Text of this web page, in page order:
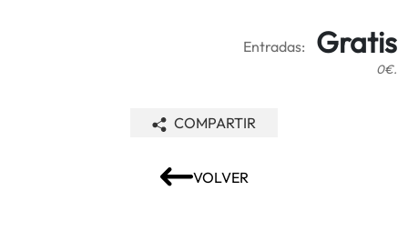
Entradas: Gratis
0€.
VOLVER
COMPARTIR